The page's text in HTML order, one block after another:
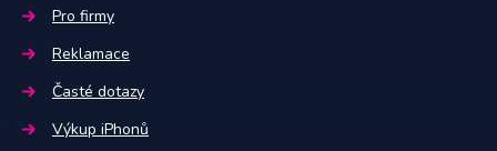
Pro firmy
Reklamace
Časté dotazy
Výkup iPhonů